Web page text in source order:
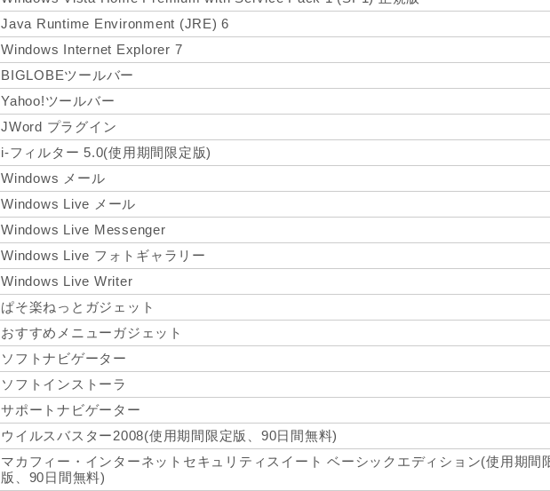
Java Runtime Environment (JRE) 6
Windows Internet Explorer 7
BIGLOBEツールバー
Yahoo!ツールバー
JWord プラグイン
i-フィルター 5.0(使用期間限定版)
Windows メール
Windows Live メール
Windows Live Messenger
Windows Live フォトギャラリー
Windows Live Writer
ぱそ楽ねっとガジェット
おすすめメニューガジェット
ソフトナビゲーター
ソフトインストーラ
サポートナビゲーター
ウイルスバスター2008(使用期間限定版、90日間無料)
マカフィー・インターネットセキュリティスイート ベーシックエディション(使用期間
版、90日間無料)